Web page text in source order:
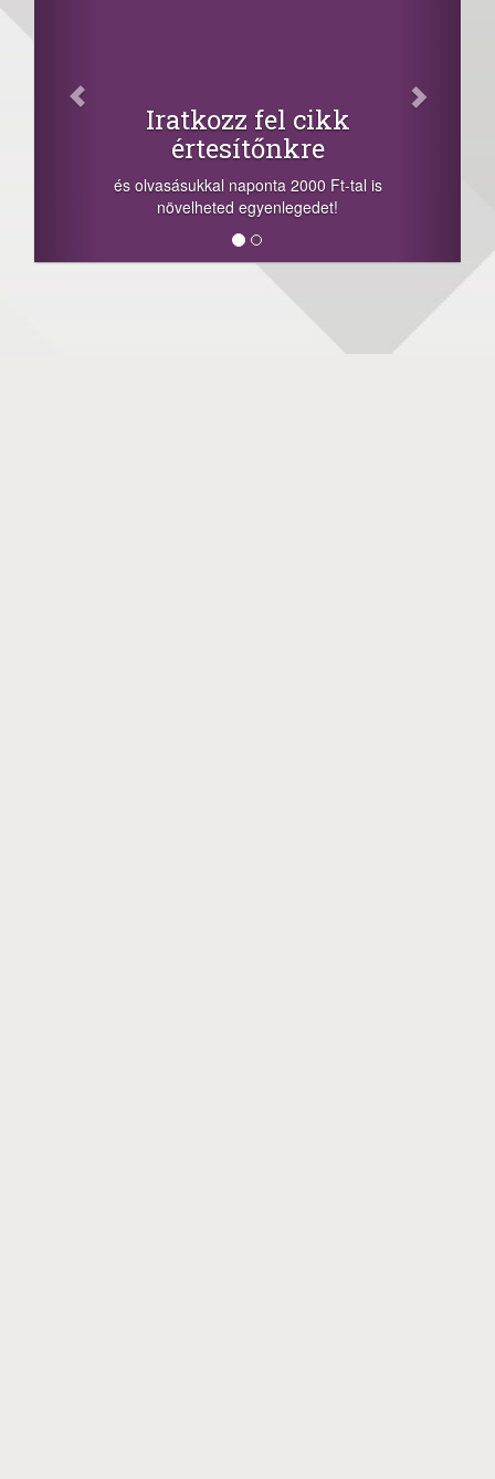
Iratkozz fel cikk
értesítőnkre
és olvasásukkal naponta 2000 Ft-tal is
növelheted egyenlegedet!